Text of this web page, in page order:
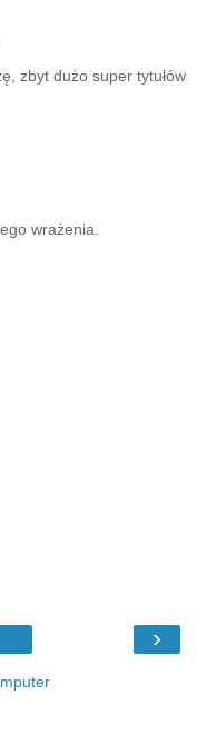
zbyt dużo super tytułów
wrażenia.
›